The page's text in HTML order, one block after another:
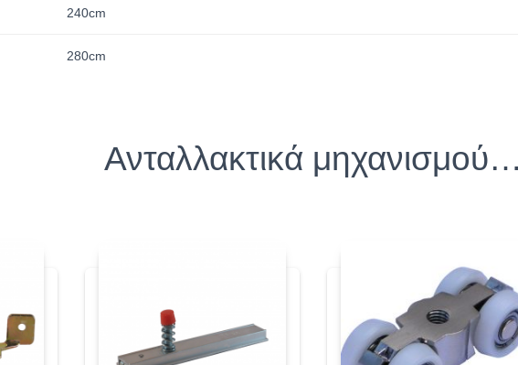
240cm
280cm
Ανταλλακτικά